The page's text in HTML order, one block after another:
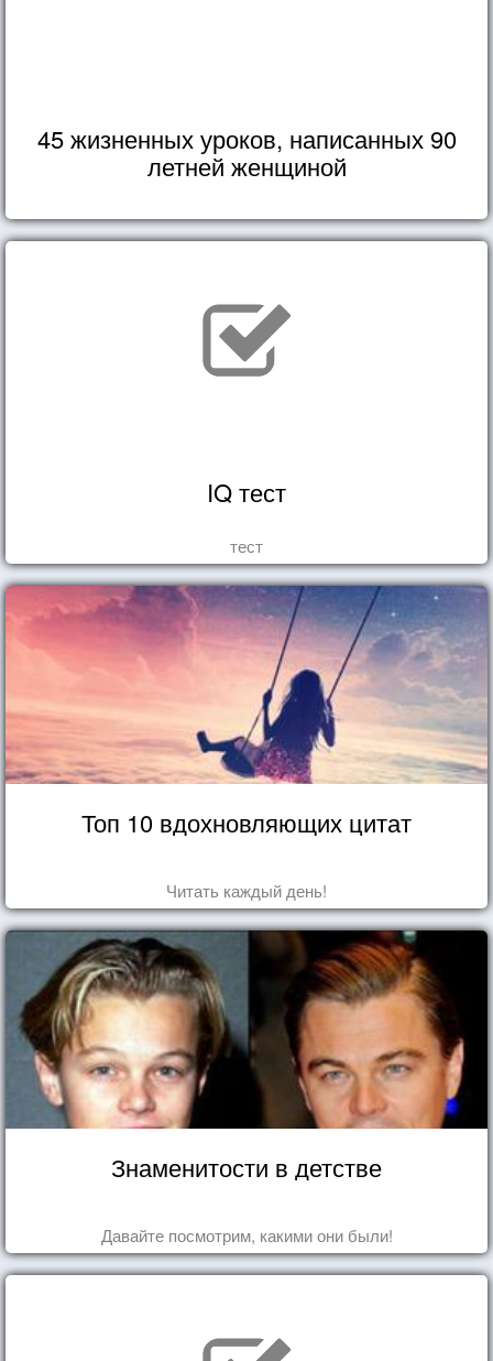
45 жизненных уроков, написанных 90
летней женщиной
IQ тест
тест
Топ 10 вдохновляющих цитат
Читать каждый день!
Знаменитости в детстве
Давайте посмотрим, какими они были!